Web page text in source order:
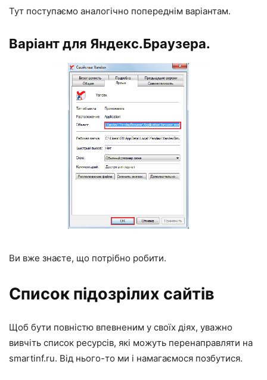
Тут поступаємо аналогічно попереднім варіантам.
Варіант для Яндекс.Браузера.
Ви вже знаєте, що потрібно робити.
Список підозрілих сайтів
Щоб бути повністю впевненим у своїх діях, уважно
вивчіть список ресурсів, які можуть перенаправляти на
smartinf.ru. Від нього-то ми і намагаємося позбутися.